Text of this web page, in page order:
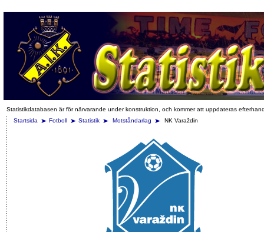
Statistikdatabasen är för närvarande under konstruktion, och kommer att uppdateras
Startsida
Fotboll Statistik Motståndarlag NK Varaždin